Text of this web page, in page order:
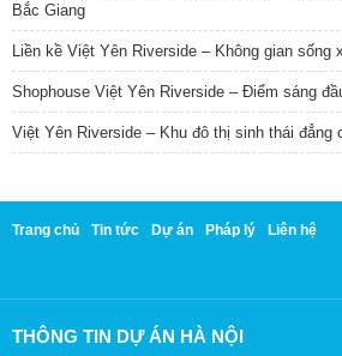
Bắc Giang
Liền kề Việt Yên Riverside – Không gian sống
Shophouse Việt Yên Riverside – Điểm sáng
Việt Yên Riverside – Khu đô thị sinh thái đẳng
Trang chủ Tin tức Dự án Pháp lý Liên hệ
THÔNG TIN DỰ ÁN HÀ NỘI